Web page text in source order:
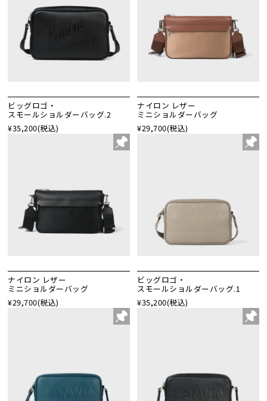
ビッグロゴ・
スモールショルダーバッグ.2
¥35,200(税込)
ナイロン レザー
ミニショルダーバッグ
¥29,700(税込)
ナイロン レザー
ミニショルダーバッグ
¥29,700(税込)
ビッグロゴ・
スモールショルダーバッグ.1
¥35,200(税込)